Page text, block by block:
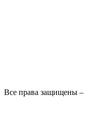
Все права защищены –